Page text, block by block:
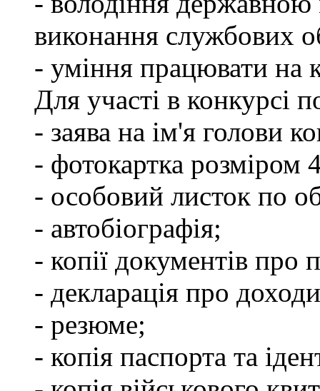
виконання службових
- уміння працювати на
Для участі в конкурсі
- заява на ім'я голови
- фотокартка розміром
- особовий листок по
- автобіографія;
- копії документів про
- декларація про
- резюме;
- копія паспорта та